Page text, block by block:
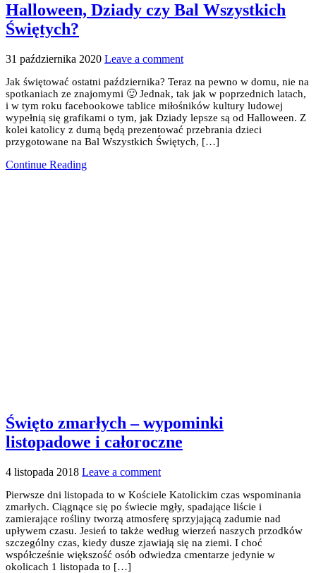
Halloween, Dziady czy Bal Wszystkich
Świętych?
31 października 2020 Leave a comment
Jak świętować ostatni października? Teraz na pewno w domu, nie na
spotkaniach ze znajomymi 🙂 Jednak, tak jak w poprzednich latach,
i w tym roku facebookowe tablice miłośników kultury ludowej
wypełnią się grafikami o tym, jak Dziady lepsze są od Halloween. Z
kolei katolicy z dumą będą prezentować przebrania dzieci
przygotowane na Bal Wszystkich Świętych, […]
Continue Reading
Święto zmarłych – wypominki
listopadowe i całoroczne
4 listopada 2018 Leave a comment
Pierwsze dni listopada to w Kościele Katolickim czas wspominania
zmarłych. Ciągnące się po świecie mgły, spadające liście i
zamierające rośliny tworzą atmosferę sprzyjającą zadumie nad
upływem czasu. Jesień to także według wierzeń naszych przodków
szczególny czas, kiedy dusze zjawiają się na ziemi. I choć
współcześnie większość osób odwiedza cmentarze jedynie w
okolicach 1 listopada to […]